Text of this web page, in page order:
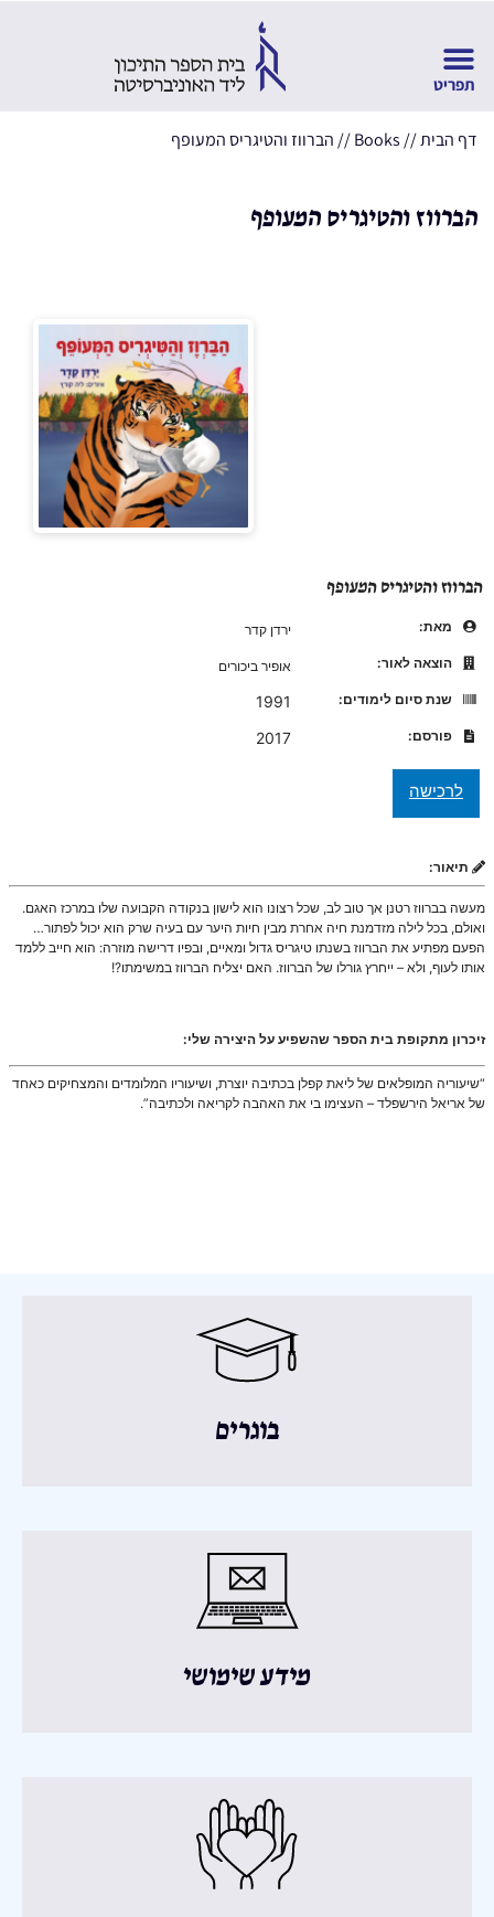
דף הבית//
Books
// הברווז והטיגריס המעופף
הברווז והטיגריס המעופף
הברווז והטיגריס המעופף
מאת:
ירדן קדר
הוצאה לאור:
אופיר ביכורים
שנת סיום לימודים:
1991
פורסם: 2017
תיאור:
מעשה בברווז רטנן אך טוב לב, שכל רצונו הוא לישון בנקודה הקבועה שלו במרכז האגם.
ואולם, בכל לילה מזדמנת חיה אחרת מבין חיות היער עם בעיה שרק הוא יכול לפתור…
הפעם מפתיע את הברווז בשנתו טיגריס גדול ומאיים, ובפיו דרישה מוזרה: הוא חייב ללמד
אותו לעוף, ולא – ייחרץ גורלו של הברווז. האם יצליח הברווז במשימתו?!
זיכרון מתקופת בית הספר שהשפיע על היצירה שלי:
“שיעוריה המופלאים של ליאת קפלן בכתיבה יוצרת, ושיעוריו המלומדים והמצחיקים כאחד
של אריאל הירשפלד – העצימו בי את האהבה לקריאה ולכתיבה”.
בוגרים
מידע שימושי